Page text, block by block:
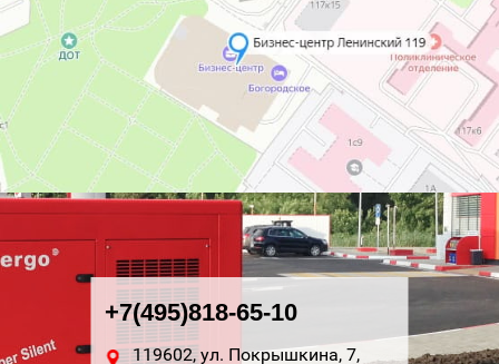
+7(495)818-65-10
119602, ул. Покрышкина, 7,